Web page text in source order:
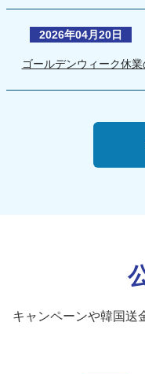
2026年04月20日
ゴールデンウィーク休
キャンペーンや韓国送